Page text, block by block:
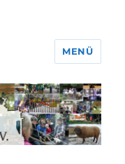
MENÜ